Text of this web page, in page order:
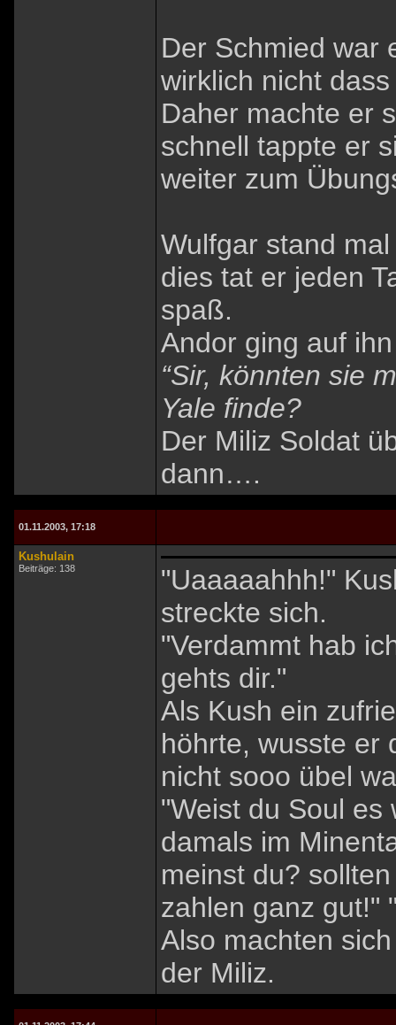
Der Schmied war
wirklich nicht
Daher machte er
schnell tappte er
weiter zum
Wulfgar stand
dies tat er jeden
spaß.
Andor ging auf
“Sir, könnten sie
Yale finde?
Der Miliz Soldat
dann….
01.11.2003, 17:18
Kushulain
Beiträge: 138
"Uaaaaahhh!"
streckte sich.
"Verdammt hab
gehts dir."
Als Kush ein
höhrte, wusste er
nicht sooo übel
"Weist du Soul es
damals im
meinst du?
zahlen ganz gut!"
Also machten
der Miliz.